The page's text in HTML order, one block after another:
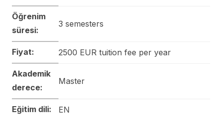
Öğrenim
süresi:
3 semesters
Fiyat: 2500 EUR tuition fee per year
Akademik
derece:
Master
Eğitim dili: EN